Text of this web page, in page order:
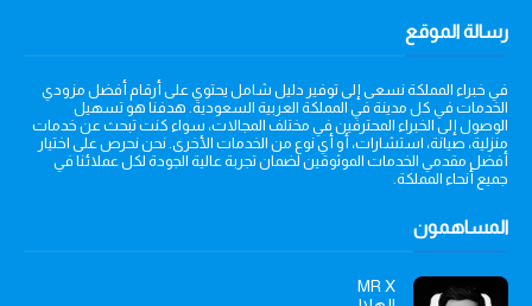
رسالة الموقع
في خبراء المملكة نسعى إلى توفير دليل شامل يحتوي على أرقام أفضل مزودي
الخدمات في كل مدينة في المملكة العربية السعودية. هدفنا هو تسهيل
الوصول إلى الخبراء المحترفين في مختلف المجالات، سواء كنت تبحث عن خدمات
منزلية، صيانة، استشارات، أو أي نوع من الخدمات الأخرى. نحن نحرص على اختيار
أفضل مقدمي الخدمات الموثوقين لضمان تجربة عالية الجودة لكل عملائنا في
جميع أنحاء المملكة.
المساهمون
MR X